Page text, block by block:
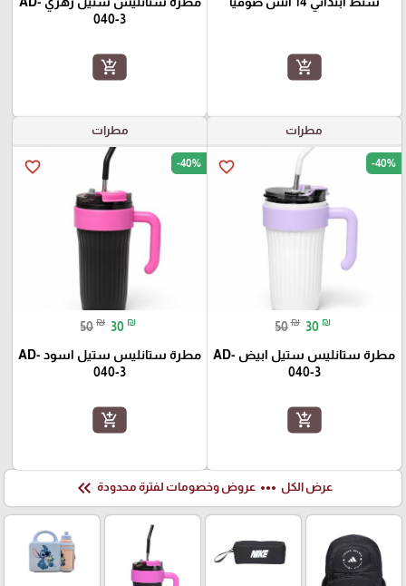
add_shopping_cart
040-3
add_shopping_cart
مطرات
favorite_border -40%
50 ₪ 30 ₪
مطرة ستانليس ستيل ابيض AD-
040-3
add_shopping_cart
مطرات
favorite_border -40%
50 ₪ 30 ₪
مطرة ستانليس ستيل اسود AD-
040-3
add_shopping_cart
عرض الكل more_horiz عروض وخصومات لفترة محدودة keyboard_double_arrow_left